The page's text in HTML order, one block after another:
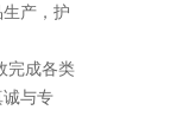
产，护
完成各类
与专